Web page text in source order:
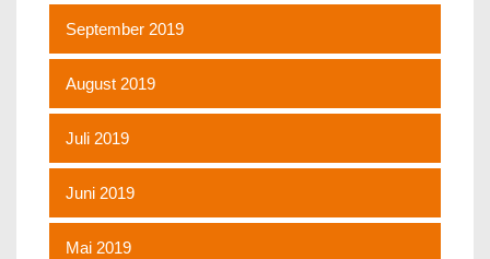
September 2019
August 2019
Juli 2019
Juni 2019
Mai 2019